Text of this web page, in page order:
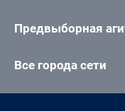
Предвыборная
Все города сети